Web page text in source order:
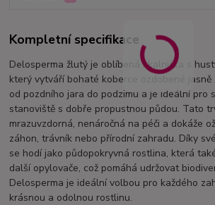
Kompletní specifikace
Delosperma žlutý je oblíbená skalnička s
který vytváří bohaté koberce ozdobené jasně
od pozdního jara do podzimu a je ideální pro
stanoviště s dobře propustnou půdou. Tato
mrazuvzdorná, nenáročná na péči a dokáže
záhon, trávník nebo přírodní zahradu. Díky
se hodí jako půdopokryvná rostlina, která
další opylovače, což pomáhá udržovat
Delosperma je ideální volbou pro každého
krásnou a odolnou rostlinu.